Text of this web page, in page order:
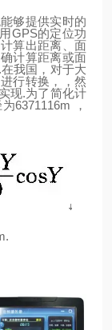
够提供实时的
GPS的定位功
算出距离、面
计算距离或面
.在我国，对于大
行转换，，然
现.为了简化计
为6371116m
，